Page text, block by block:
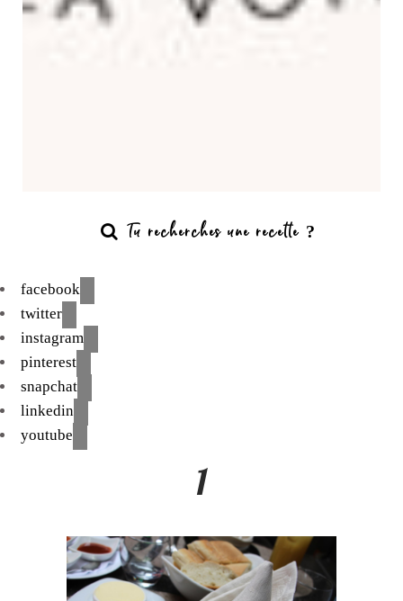
facebook
twitter
instagram
pinterest
snapchat
linkedin
youtube
1